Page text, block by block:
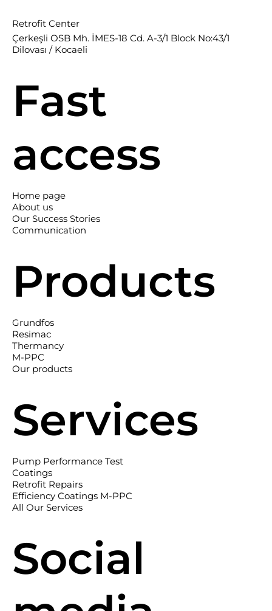
Fast
access
Home page
About us
Our Success Stories
Communication
Products
Grundfos
Resimac
Thermancy
M-PPC
Our products
Services
Pump Performance Test
Coatings
Retrofit Repairs
Efficiency Coatings M-PPC
All Our Services
Social
Retrofit Center
Çerkeşli OSB Mh. İMES-18 Cd. A-3/1 Block No:43/1
Dilovası / Kocaeli